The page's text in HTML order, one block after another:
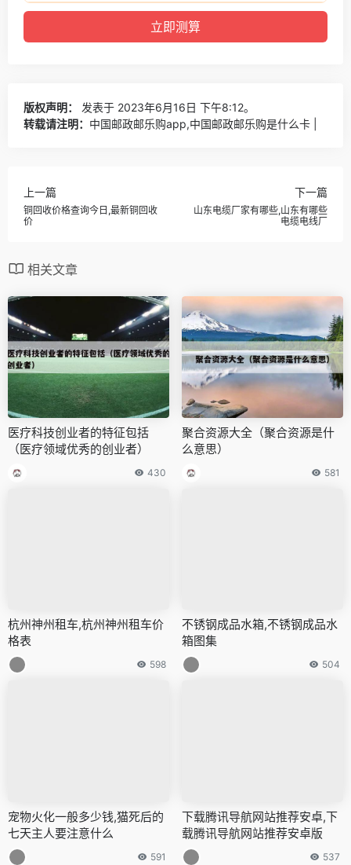
版权声明：
发表于 2023年6月16日 下午8:12。
转载请注明： 中国邮政邮乐购app,中国邮政邮乐购是什么卡 |
上一篇
铜回收价格查询今日,最新铜回收
价
下一篇
山东电缆厂家有哪些,山东有哪些
电缆电线厂
相关文章
医疗科技创业者的特征包括
（医疗领域优秀的创业者）
430
聚合资源大全（聚合资源是什
么意思）
581
杭州神州租车,杭州神州租车价
格表
598
不锈钢成品水箱,不锈钢成品水
箱图集
504
宠物火化一般多少钱,猫死后的
七天主人要注意什么
591
下载腾讯导航网站推荐安卓,下
载腾讯导航网站推荐安卓版
537